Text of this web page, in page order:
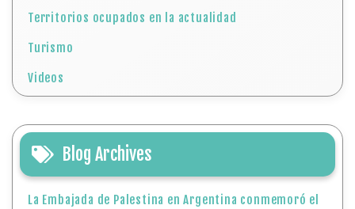
Territorios ocupados en la actualidad
Turismo
Videos
Blog Archives
La Embajada de Palestina en Argentina conmemoró el